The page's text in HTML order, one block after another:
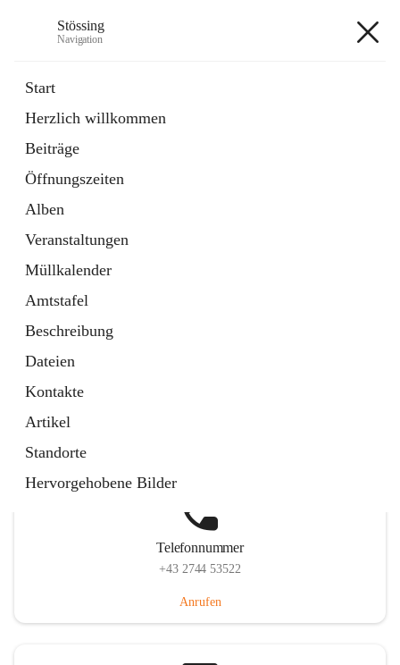
Stössing
Navigation
Start
Herzlich willkommen
Beiträge
Öffnungszeiten
Alben
Veranstaltungen
Müllkalender
Amtstafel
Beschreibung
Dateien
Kontakte
Artikel
Standorte
Hervorgehobene Bilder
Datei
in
Tab
Kindergarten
öffnet
in
neuem
Tab
Telefonnummer
+43 2744 53522
Anrufen